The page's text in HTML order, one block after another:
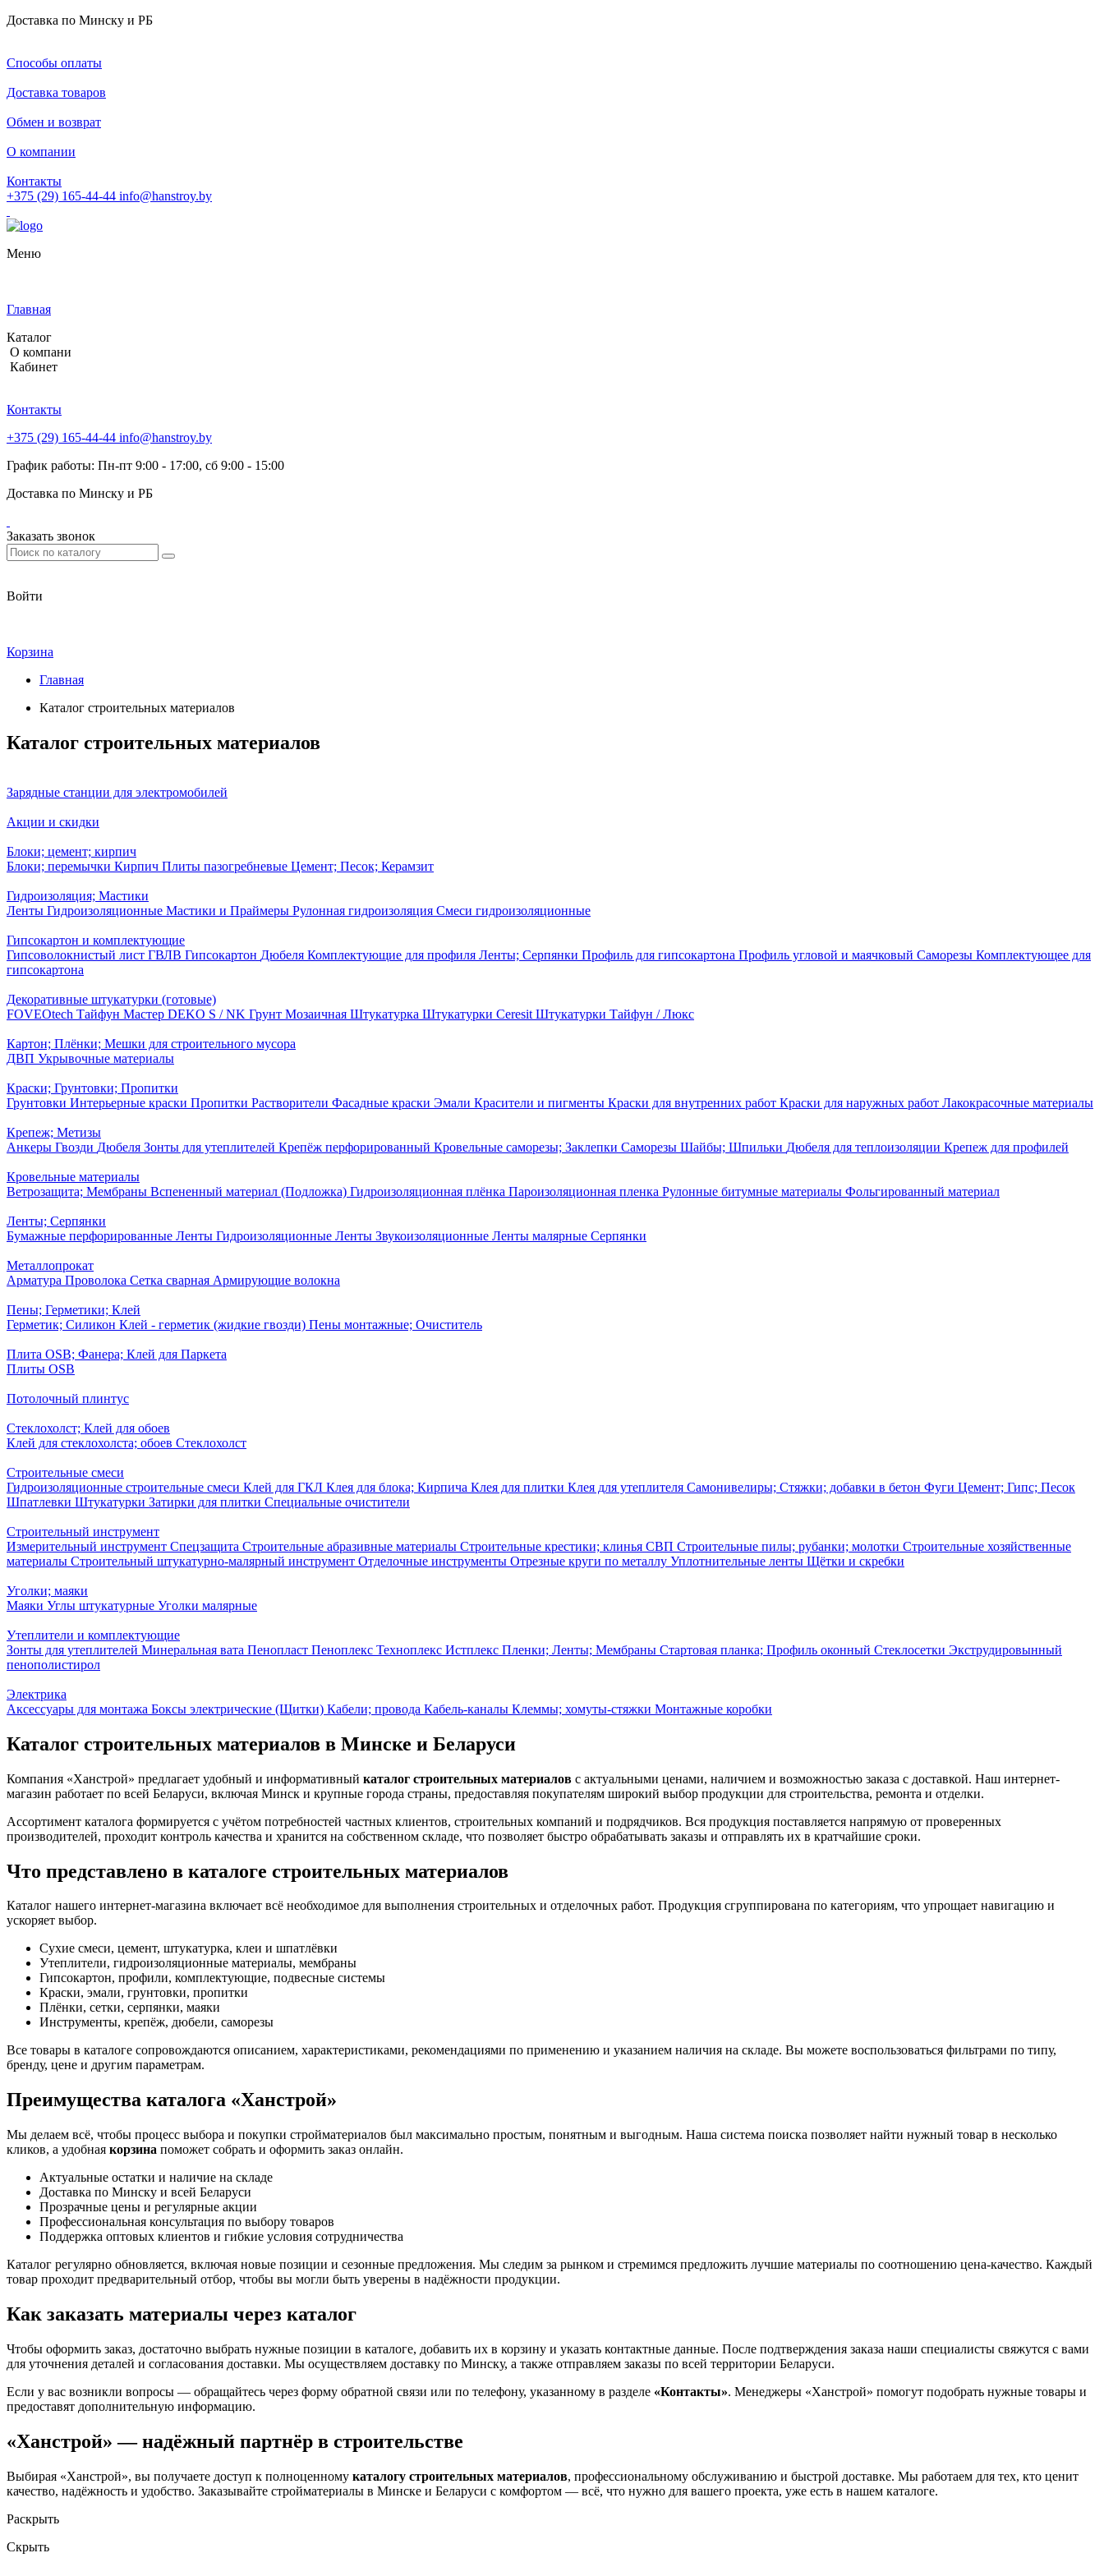
Доставка по Минску и РБ
Способы оплаты
Доставка товаров
Обмен и возврат
О компании
Контакты
+375 (29) 165-44-44 info@hanstroy.by
Меню
Главная
Каталог
О компани
Кабинет
Контакты
+375 (29) 165-44-44 info@hanstroy.by
График работы: Пн-пт 9:00 - 17:00, сб 9:00 - 15:00
Доставка по Минску и РБ
Заказать звонок
Войти
Корзина
Главная
Каталог строительных материалов
Каталог строительных материалов
Зарядные станции для электромобилей
Акции и скидки
Блоки; цемент; кирпич
Блоки; перемычки Кирпич Плиты пазогребневые Цемент; Песок; Керамзит
Гидроизоляция; Мастики
Ленты Гидроизоляционные Мастики и Праймеры Рулонная гидроизоляция Смеси гидроизоляционные
Гипсокартон и комплектующие
Гипсоволокнистый лист ГВЛВ Гипсокартон Дюбеля Комплектующие для профиля Ленты; Серпянки Профиль для гипсокартона Профиль угловой и маячковый Саморезы Комплектующее для
гипсокартона
Декоративные штукатурки (готовые)
FOVEOtech Tайфун Мастер DEKO S / NK Грунт Мозаичная Штукатурка Штукатурки Ceresit Штукатурки Тайфун / Люкс
Картон; Плёнки; Мешки для строительного мусора
ДВП Укрывочные материалы
Краски; Грунтовки; Пропитки
Грунтовки Интерьерные краски Пропитки Растворители Фасадные краски Эмали Красители и пигменты Краски для внутренних работ Краски для наружных работ Лакокрасочные материалы
Крепеж; Метизы
Анкеры Гвозди Дюбеля Зонты для утеплителей Крепёж перфорированный Кровельные саморезы; Заклепки Саморезы Шайбы; Шпильки Дюбеля для теплоизоляции Крепеж для профилей
Кровельные материалы
Ветрозащита; Мембраны Вспененный материал (Подложка) Гидроизоляционная плёнка Пароизоляционная пленка Рулонные битумные материалы Фольгированный материал
Ленты; Серпянки
Бумажные перфорированные Ленты Гидроизоляционные Ленты Звукоизоляционные Ленты малярные Серпянки
Металлопрокат
Арматура Проволока Сетка сварная Армирующие волокна
Пены; Герметики; Клей
Герметик; Силикон Клей - герметик (жидкие гвозди) Пены монтажные; Очиститель
Плита OSB; Фанера; Клей для Паркета
Плиты OSB
Потолочный плинтус
Стеклохолст; Клей для обоев
Клей для стеклохолста; обоев Стеклохолст
Строительные смеси
Гидроизоляционные строительные смеси Клей для ГКЛ Клея для блока; Кирпича Клея для плитки Клея для утеплителя Самонивелиры; Стяжки; добавки в бетон Фуги Цемент; Гипс; Песок
Шпатлевки Штукатурки Затирки для плитки Специальные очистители
Строительный инструмент
Измерительный инструмент Спецзащита Строительные абразивные материалы Строительные крестики; клинья СВП Строительные пилы; рубанки; молотки Строительные хозяйственные
материалы Строительный штукатурно-малярный инструмент Отделочные инструменты Отрезные круги по металлу Уплотнительные ленты Щётки и скребки
Уголки; маяки
Маяки Углы штукатурные Уголки малярные
Утеплители и комплектующие
Зонты для утеплителей Минеральная вата Пенопласт Пеноплекс Техноплекс Истплекс Пленки; Ленты; Мембраны Стартовая планка; Профиль оконный Стеклосетки Экструдировынный
пенополистирол
Электрика
Аксессуары для монтажа Боксы электрические (Щитки) Кабели; провода Кабель-каналы Клеммы; хомуты-стяжки Монтажные коробки
Каталог строительных материалов в Минске и Беларуси
Компания «Ханстрой» предлагает удобный и информативный каталог строительных материалов с актуальными ценами, наличием и возможностью заказа с доставкой. Наш интернет-
магазин работает по всей Беларуси, включая Минск и крупные города страны, предоставляя покупателям широкий выбор продукции для строительства, ремонта и отделки.
Ассортимент каталога формируется с учётом потребностей частных клиентов, строительных компаний и подрядчиков. Вся продукция поставляется напрямую от проверенных
производителей, проходит контроль качества и хранится на собственном складе, что позволяет быстро обрабатывать заказы и отправлять их в кратчайшие сроки.
Что представлено в каталоге строительных материалов
Каталог нашего интернет-магазина включает всё необходимое для выполнения строительных и отделочных работ. Продукция сгруппирована по категориям, что упрощает навигацию и
ускоряет выбор.
Сухие смеси, цемент, штукатурка, клеи и шпатлёвки
Утеплители, гидроизоляционные материалы, мембраны
Гипсокартон, профили, комплектующие, подвесные системы
Краски, эмали, грунтовки, пропитки
Плёнки, сетки, серпянки, маяки
Инструменты, крепёж, дюбели, саморезы
Все товары в каталоге сопровождаются описанием, характеристиками, рекомендациями по применению и указанием наличия на складе. Вы можете воспользоваться фильтрами по типу,
бренду, цене и другим параметрам.
Преимущества каталога «Ханстрой»
Мы делаем всё, чтобы процесс выбора и покупки стройматериалов был максимально простым, понятным и выгодным. Наша система поиска позволяет найти нужный товар в несколько
кликов, а удобная корзина поможет собрать и оформить заказ онлайн.
Актуальные остатки и наличие на складе
Доставка по Минску и всей Беларуси
Прозрачные цены и регулярные акции
Профессиональная консультация по выбору товаров
Поддержка оптовых клиентов и гибкие условия сотрудничества
Каталог регулярно обновляется, включая новые позиции и сезонные предложения. Мы следим за рынком и стремимся предложить лучшие материалы по соотношению цена-качество. Каждый
товар проходит предварительный отбор, чтобы вы могли быть уверены в надёжности продукции.
Как заказать материалы через каталог
Чтобы оформить заказ, достаточно выбрать нужные позиции в каталоге, добавить их в корзину и указать контактные данные. После подтверждения заказа наши специалисты свяжутся с вами
для уточнения деталей и согласования доставки. Мы осуществляем доставку по Минску, а также отправляем заказы по всей территории Беларуси.
Если у вас возникли вопросы — обращайтесь через форму обратной связи или по телефону, указанному в разделе «Контакты». Менеджеры «Ханстрой» помогут подобрать нужные товары и
предоставят дополнительную информацию.
«Ханстрой» — надёжный партнёр в строительстве
Выбирая «Ханстрой», вы получаете доступ к полноценному каталогу строительных материалов, профессиональному обслуживанию и быстрой доставке. Мы работаем для тех, кто ценит
качество, надёжность и удобство. Заказывайте стройматериалы в Минске и Беларуси с комфортом — всё, что нужно для вашего проекта, уже есть в нашем каталоге.
Раскрыть
Скрыть